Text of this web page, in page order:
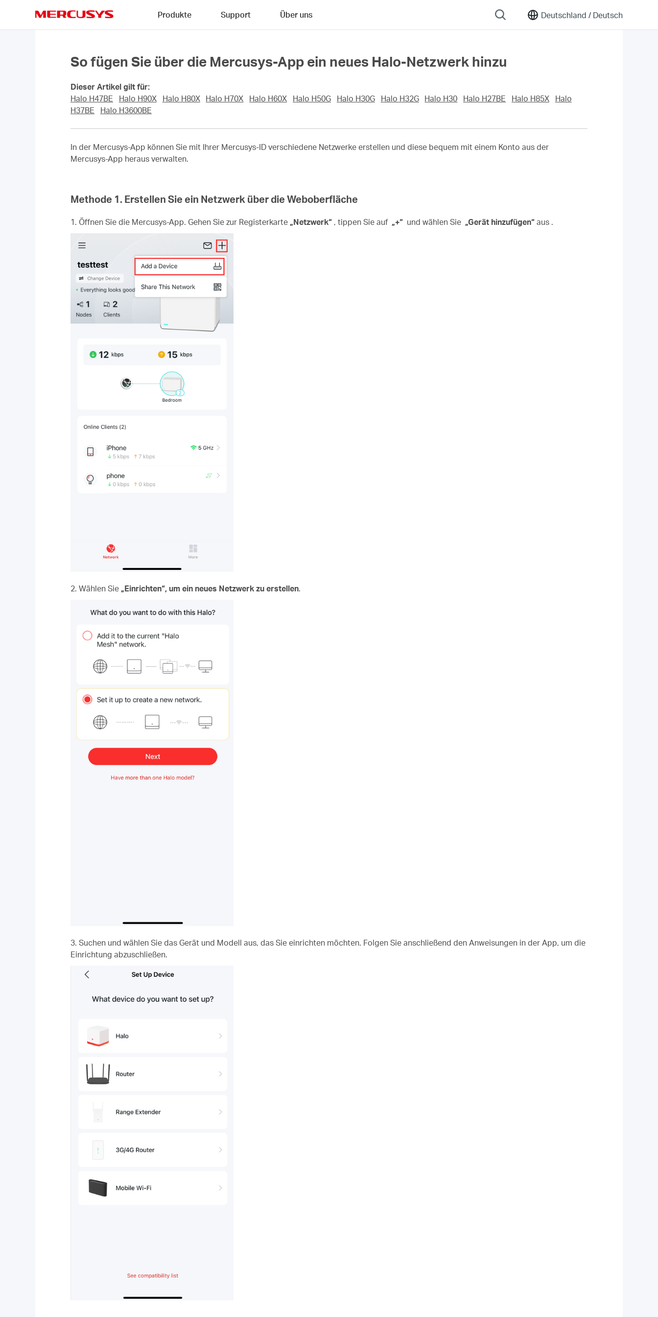
Deutschland / Deutsch
Produkte Support Über uns
So fügen Sie über die Mercusys-App ein neues Halo-Netzwerk hinzu
Dieser Artikel gilt für:
Halo H47BE
Halo H90X Halo H80X Halo H70X Halo H60X Halo H50G Halo H30G Halo H32G Halo H30 Halo H27BE Halo H85X
Halo
H37BE
Halo H3600BE
In der Mercusys-App können Sie mit Ihrer Mercusys-ID verschiedene Netzwerke erstellen und diese bequem mit einem Konto aus der
Mercusys-App heraus verwalten.
Methode 1. Erstellen Sie ein Netzwerk über die Weboberfläche
1. Öffnen Sie die Mercusys-App. Gehen Sie zur Registerkarte „Netzwerk“ , tippen Sie auf „+“ und wählen Sie „Gerät hinzufügen“ aus .
2. Wählen Sie „Einrichten“, um ein neues Netzwerk zu erstellen.
3. Suchen und wählen Sie das Gerät und Modell aus, das Sie einrichten möchten. Folgen Sie anschließend den Anweisungen in der App, um die
Einrichtung abzuschließen.